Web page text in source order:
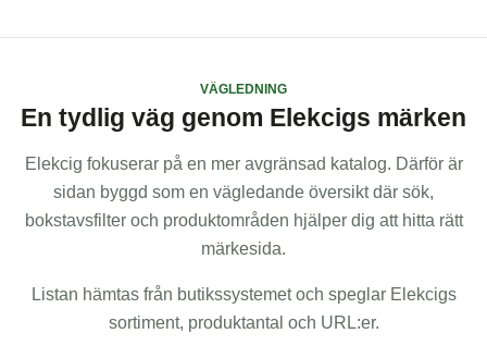
VÄGLEDNING
En tydlig väg genom Elekcigs märken
Elekcig fokuserar på en mer avgränsad katalog. Därför är
sidan byggd som en vägledande översikt där sök,
bokstavsfilter och produktområden hjälper dig att hitta rätt
märkesida.
Listan hämtas från butikssystemet och speglar Elekcigs
sortiment, produktantal och URL:er.